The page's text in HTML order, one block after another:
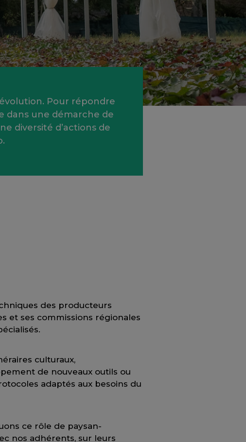
Pour répondre
dans une démarche de
diversité d’actions de
des producteurs
et ses commissions régionales
culturaux,
de nouveaux outils ou
adaptés aux besoins du
ce rôle de paysan-
nos adhérents, sur leurs